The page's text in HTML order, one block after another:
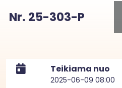
Nr. 25-303-P
Teikiama nuo
2025-06-09 08:00